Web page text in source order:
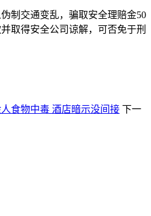
交通变乱，骗取安全理赔金50
取得安全公司谅解，可否免于刑
食物中毒 酒店暗示没间接 下一